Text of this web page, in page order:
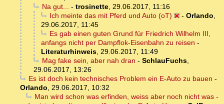
Na gut... - trosinette, 29.06.2017, 11:16
Ich meinte das mit Pferd und Auto (oT)
- Orlando,
29.06.2017, 11:45
Es gab einen guten Grund für Friedrich Wilhelm III,
anfangs nicht per Dampflok-Eisenbahn zu reisen -
Literaturhinweis, 29.06.2017, 11:49
Mag fake sein, aber nah dran - SchlauFuchs,
29.06.2017, 13:26
Es ist doch kein technisches Problem ein E-Auto zu bauen -
Orlando, 29.06.2017, 10:32
Man wird schon was erfinden, weiss aber noch nicht was -